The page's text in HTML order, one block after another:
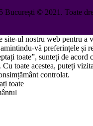
București ©️2021. Toate
site-ul nostru web pentru a
vă preferințele și
toate”, sunteți de acord
toate acestea, puteți
controlat.
toate